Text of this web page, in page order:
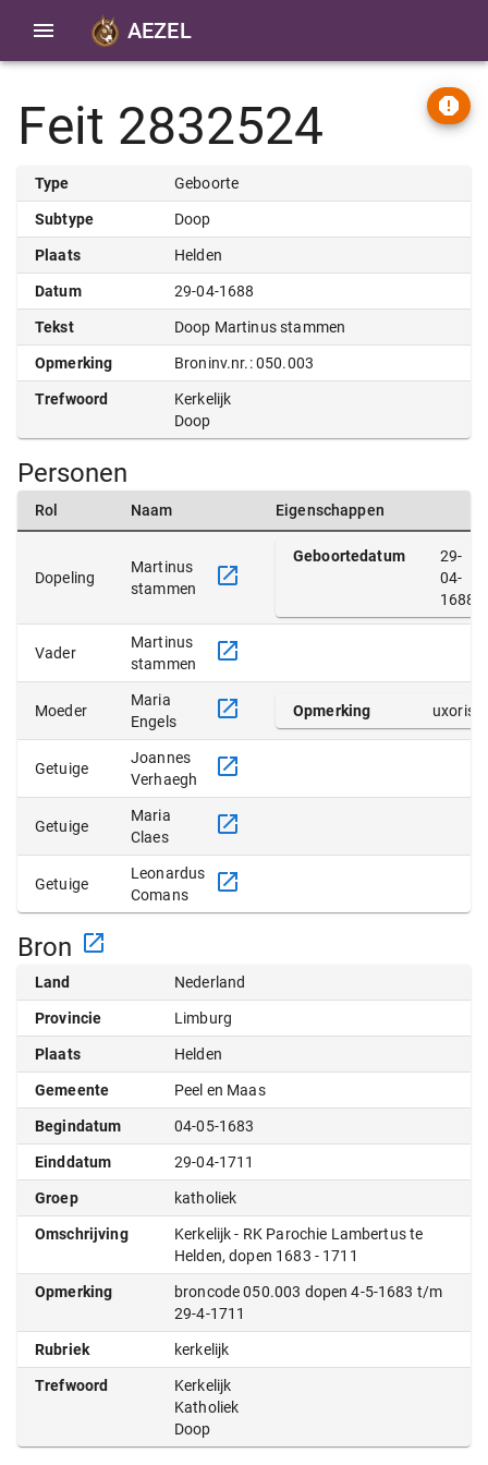
AEZEL
Feit 2832524
Type Geboorte
Subtype Doop
Plaats Helden
Datum 29-04-1688
Tekst Doop Martinus stammen
Opmerking Broninv.nr.: 050.003
Trefwoord
Kerkelijk
Doop
Personen
Rol Naam Eigenschappen
Dopeling
Martinus
stammen
Geboortedatum
29-
04-
1688
Vader
Martinus
stammen
Moeder
Maria
Engels
Opmerking uxoris
Getuige
Joannes
Verhaegh
Getuige
Maria
Claes
Getuige
Leonardus
Comans
Bron
Land Nederland
Provincie Limburg
Plaats Helden
Gemeente Peel en Maas
Begindatum 04-05-1683
Einddatum 29-04-1711
Groep katholiek
Omschrijving
Kerkelijk - RK Parochie Lambertus te
Helden, dopen 1683 - 1711
Opmerking
broncode 050.003 dopen 4-5-1683 t/m
29-4-1711
Rubriek kerkelijk
Trefwoord
Kerkelijk
Katholiek
Doop